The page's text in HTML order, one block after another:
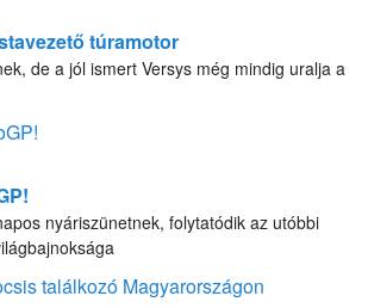
túramotor
de a jól ismert Versys még mindig uralja a
nyáriszünetnek, folytatódik az utóbbi